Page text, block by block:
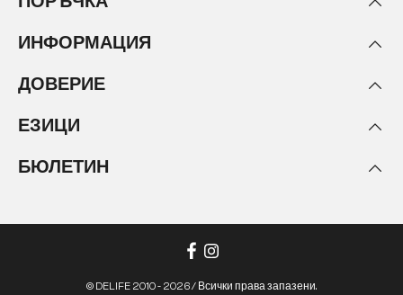
ИНФОРМАЦИЯ
ДОВЕРИЕ
ЕЗИЦИ
БЮЛЕТИН
© DELIFE 2010 - 2026 / Всички права запазени.